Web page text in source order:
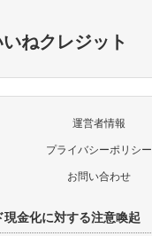
いねクレジット
運営者情報
プライバシーポリシー
お問い合わせ
現金化に対する注意喚起